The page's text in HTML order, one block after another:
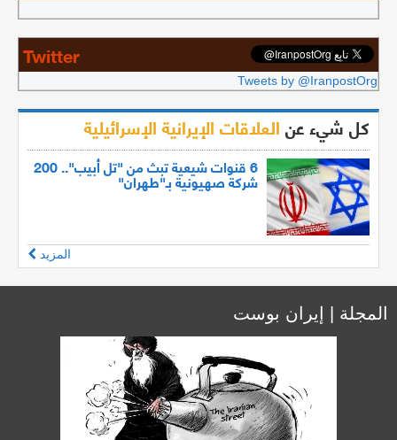
Twitter
Tweets by @IranpostOrg
كل شيء عنالعلاقات الإيرانية الإسرائيلية
6 قنوات شيعية تبث من "تل أبيب".. 200
شركة صهيونية بـ"طهران"
المزيد
المجلة | إيران بوست